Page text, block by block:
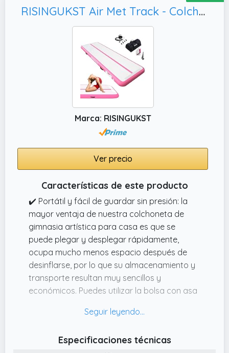
✔️ 🤸Cómodo inflado y escape. la esterilla de
ejercicios inflable está equipada con una
RISINGUKST Air Met Track - Colchoneta de gimnasia artística 2m/3m/4m/5m/6m Colchoneta inflable para gimnasia 10/15/20cm deportiva con bomba para ejercicio/yoga/gimnasio (Rosa, 300 * 100 * 10cm)
Marca: RISINGUKST
Ver precio
Características de este producto
✔️ Portátil y fácil de guardar sin presión: la
mayor ventaja de nuestra colchoneta de
gimnasia artística para casa es que se
puede plegar y desplegar rápidamente,
ocupa mucho menos espacio después de
desinflarse, por lo que su almacenamiento y
transporte resultan muy sencillos y
económicos. Puedes utilizar la bolsa con asa
artística para el hogar. La colchoneta de
Especificaciones técnicas